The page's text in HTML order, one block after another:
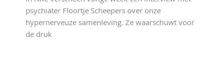
psychiater Floortje Scheepers over onze
hypernerveuze samenleving. Ze waarschuwt voor
de druk